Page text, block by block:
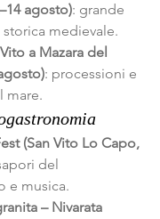
agosto): grande
medievale.
a Mazara del
: processioni e
mare.
(San Vito Lo Capo,
del
e musica.
– Nivarata